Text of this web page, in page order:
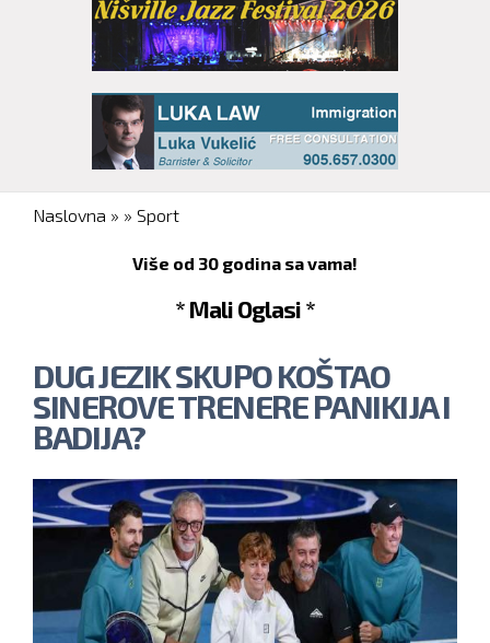
You are here
Naslovna » » Sport
Više od 30 godina sa vama!
* Mali Oglasi *
DUG JEZIK SKUPO KOŠTAO
SINEROVE TRENERE PANIKIJA I
BADIJA?